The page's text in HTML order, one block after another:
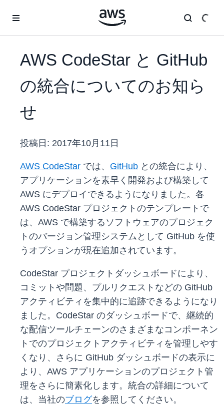
AWS CodeStar と GitHub
の統合についてのお知ら
せ
投稿日: 2017年10月11日
AWS CodeStar では、 GitHub との統合により、
アプリケーションを素早く開発および構築して
AWS にデプロイできるようになりました。各
AWS CodeStar プロジェクトのテンプレートで
は、AWS で構築するソフトウェアのプロジェク
トのバージョン管理システムとして GitHub を使
うオプションが現在追加されています。
CodeStar プロジェクトダッシュボードにより、
コミットや問題、プルリクエストなどの GitHub
アクティビティを集中的に追跡できるようになり
ました。CodeStar のダッシュボードで、継続的
な配信ツールチェーンのさまざまなコンポーネン
トでのプロジェクトアクティビティを管理しやす
くなり、さらに GitHub ダッシュボードの表示に
より、AWS アプリケーションのプロジェクト管
理をさらに簡素化します。統合の詳細について
は、当社のブログを参照してください。